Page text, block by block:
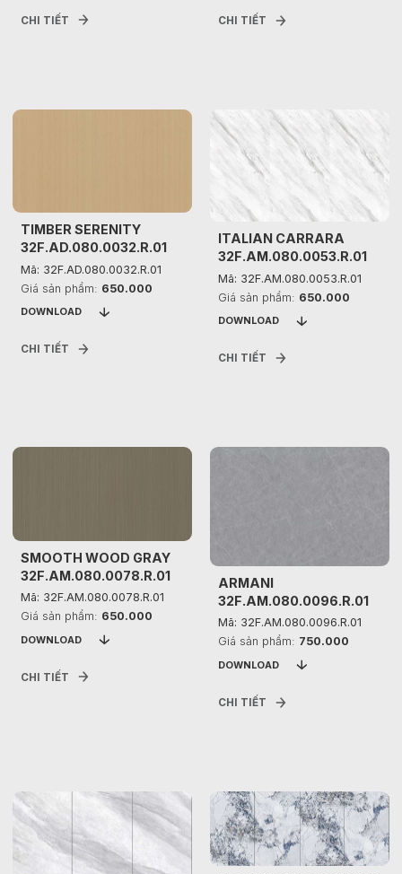
CHI TIẾT CHI TIẾT
TIMBER SERENITY
32F.AD.080.0032.R.01
Mã: 32F.AD.080.0032.R.01
Giá sản phẩm: 650.000
DOWNLOAD
CHI TIẾT
ITALIAN CARRARA
32F.AM.080.0053.R.01
Mã: 32F.AM.080.0053.R.01
Giá sản phẩm: 650.000
DOWNLOAD
CHI TIẾT
SMOOTH WOOD GRAY
32F.AM.080.0078.R.01
Mã: 32F.AM.080.0078.R.01
Giá sản phẩm: 650.000
DOWNLOAD
CHI TIẾT
ARMANI
32F.AM.080.0096.R.01
Mã: 32F.AM.080.0096.R.01
Giá sản phẩm: 750.000
DOWNLOAD
CHI TIẾT